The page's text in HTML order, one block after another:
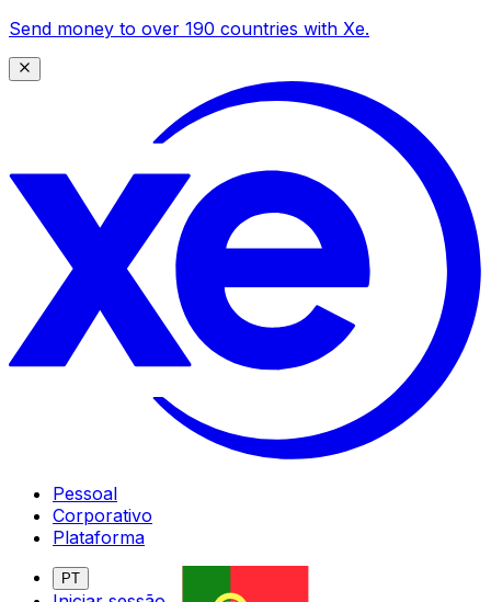
Send money to over 190 countries with Xe.
Pessoal
Corporativo
Plataforma
PT